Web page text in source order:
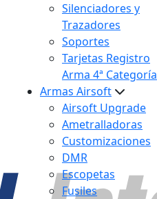
Silenciadores y
Trazadores
Soportes
Tarjetas Registro
Arma 4ª Categoría
Armas Airsoft
Airsoft Upgrade
Ametralladoras
Customizaciones
DMR
Escopetas
Fusiles